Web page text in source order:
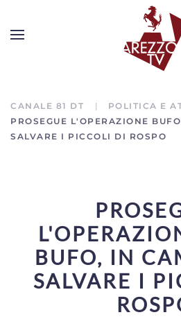
CANALE 81 DT
POLITICA E
PROSEGUE L'OPERAZIONE
SALVARE I PICCOLI DI ROSPO
BUFO, IN
SALVARE I